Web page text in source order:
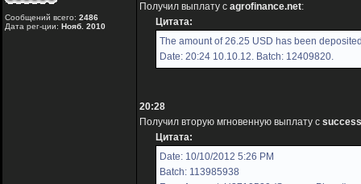
Сообщений всего: 2486
Дата рег-ции: Нояб. 2010
Получил выплату с agrofinance.net:
Цитата:
The amount of 26.25 USD has been
Date: 20:24 10.10.12. Batch: 12409820.
20:28
Получил вторую мгновенную выплату с
Цитата:
Date: 10/10/2012 5:26 PM
Batch: 113985938